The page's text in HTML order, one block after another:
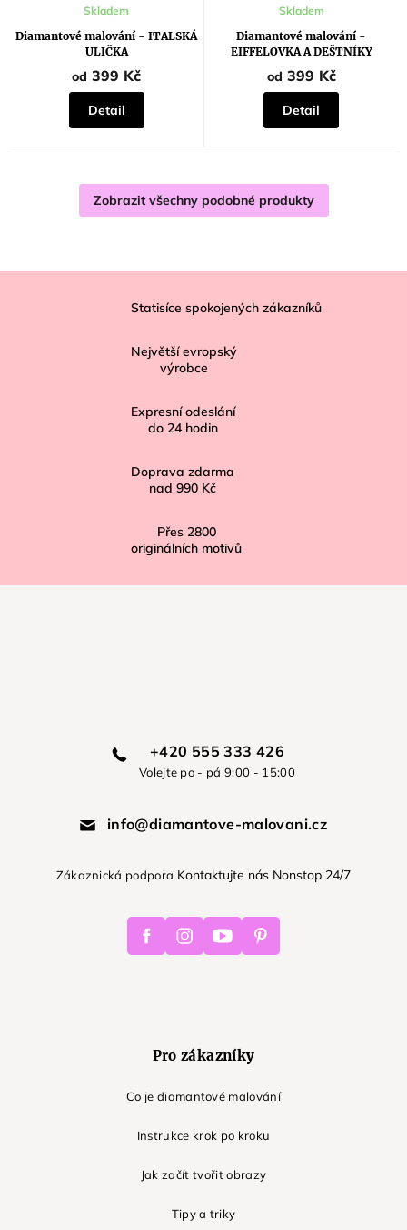
Diamantové malování - ITALSKÁ
ULIČKA
Průměrné
produktu
je
5,0
z
5
hvězdiček.
Skladem
od 399 Kč
Detail
Diamantové malování -
EIFFELOVKA A DEŠTNÍKY
Skladem
od 399 Kč
Detail
Zobrazit všechny podobné produkty
Statisíce spokojených zákazníků
Největší evropský
výrobce
Expresní odeslání
do 24 hodin
Doprava zdarma
nad 990 Kč
Přes 2800
originálních motivů
+420 555 333 426
Volejte po - pá 9:00 - 15:00
info@diamantove-malovani.cz
Zákaznická podpora Kontaktujte nás Nonstop 24/7
FacebookInstagramYoutube Pinterest
Pro zákazníky
Co je diamantové malování
Instrukce krok po kroku
Jak začít tvořit obrazy
Tipy a triky